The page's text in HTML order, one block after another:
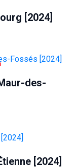
[2024]
des-
[2024]